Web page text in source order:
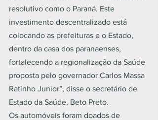
resolutivo como o Paraná. Este
investimento descentralizado está
colocando as prefeituras e o Estado,
dentro da casa dos paranaenses,
fortalecendo a regionalização da Saúde
proposta pelo governador Carlos Massa
Ratinho Junior”, disse o secretário de
Estado da Saúde, Beto Preto.
Os automóveis foram doados de